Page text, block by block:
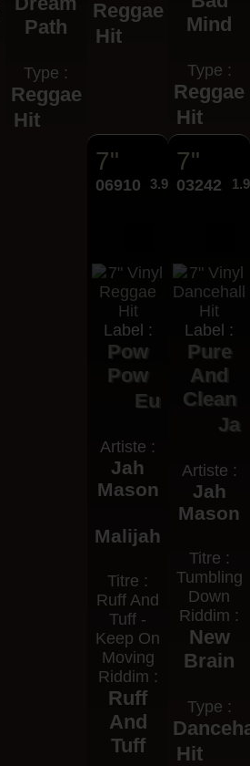
Path
Type :
Reggae
Hit
Reggae
Hit
Mind
Type :
Reggae
Hit
7"
06910 3.95€
Label :
Pow
Pow
Eu
Artiste :
Jah
Mason
Malijah
Titre :
Ruff And
Tuff -
Keep On
Moving
Riddim :
Ruff
And
Tuff
7"
03242
Label :
Pure
And
Clean
Ja
Artiste :
Jah
Mason
Titre :
Tumbling
Down
Riddim :
New
Brain
Type :
Hit